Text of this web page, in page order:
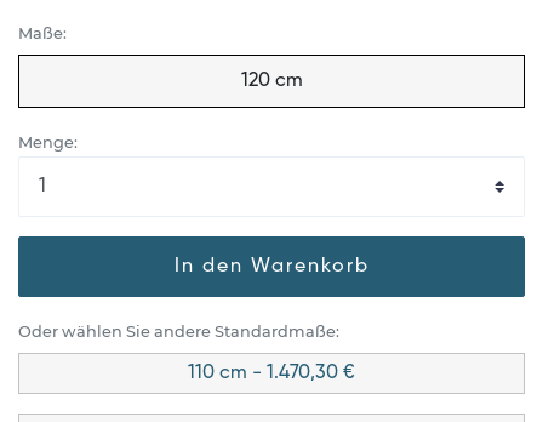
Maße:
120 cm
Menge:
In den Warenkorb
Oder wählen Sie andere Standardmaße:
110 cm - 1.470,30 €